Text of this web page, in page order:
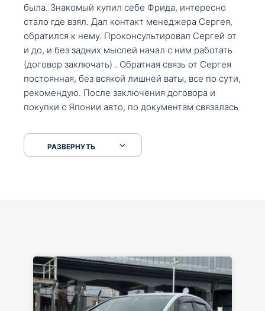
была. Знакомый купил себе Фрида, интересно
стало где взял. Дал контакт менеджера Сергея,
обратился к нему. Проконсультировал Сергей от
и до, и без задних мыслей начал с ним работать
(договор заключать) . Обратная связь от Сергея
постоянная, без всякой лишней ваты, все по сути,
рекомендую. После заключения договора и
покупки с Японии авто, по документам связалась
что заполнить, куда зайти, образцы и т.д. После
приехал за авто. Меня тепло встретили Сергей с
РАЗВЕРНУТЬ